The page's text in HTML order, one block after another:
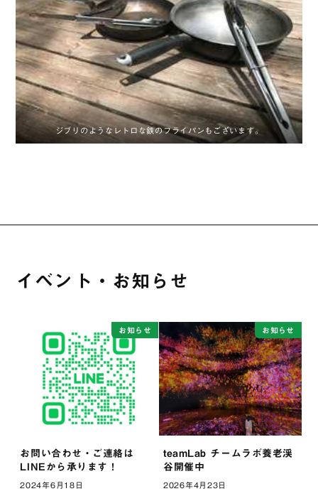
ジブリのようなレトロな鉄のフライパンもございます。
イベント・お知らせ
お知らせ
お問い合わせ・ご連絡は
LINEから承ります！
2024年6月18日
お知らせ
teamLab チームラボ養老渓
谷開催中
2026年4月23日